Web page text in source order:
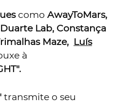
como AwayToMars,
Lab, Constança
Maze, Luís
à
transmite o seu